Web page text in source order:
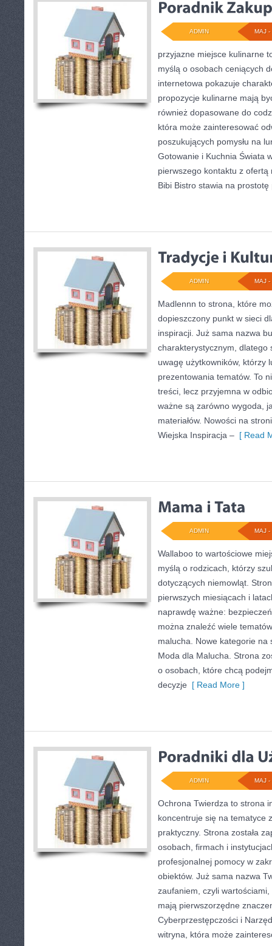
MAJ -
ADMIN
przyjazne miejsce kulinarne
myślą o osobach ceniących
internetowa pokazuje
propozycje kulinarne mają
również dopasowane do
która może zainteresować
poszukujących pomysłu na
Gotowanie i Kuchnia Świata
pierwszego kontaktu z
Bibi Bistro stawia na prostotę
MAJ -
ADMIN
Madlennn to strona, które
dopieszczony punkt w sieci
inspiracji. Już sama nazwa
charakterystycznym, dlatego
uwagę użytkowników, którzy
prezentowania tematów. To
treści, lecz przyjemna w
ważne są zarówno wygoda,
materiałów. Nowości na
Wiejska Inspiracja – [ Read
MAJ -
ADMIN
Wallaboo to wartościowe
myślą o rodzicach, którzy
dotyczących niemowląt.
pierwszych miesiącach i
naprawdę ważne:
można znaleźć wiele
malucha. Nowe kategorie na
Moda dla Malucha. Strona
o osobach, które chcą
decyzje [ Read More ]
MAJ -
ADMIN
Ochrona Twierdza to strona
koncentruje się na tematyce
praktyczny. Strona została
osobach, firmach i
profesjonalnej pomocy w
obiektów. Już sama nazwa
zaufaniem, czyli
mają pierwszorzędne
Cyberprzestępczości i
witryna, która może